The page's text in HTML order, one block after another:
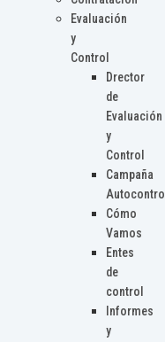
Evaluación
y
Control
Drector
de
Evaluación
y
Control
Campaña
Autocontrol
Cómo
Vamos
Entes
de
control
Informes
y